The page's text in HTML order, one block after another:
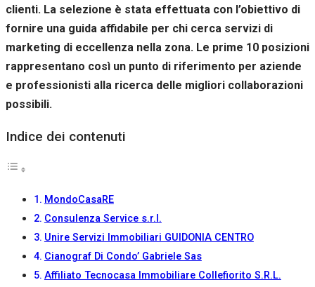
clienti. La selezione è stata effettuata con l’obiettivo di
fornire una guida affidabile per chi cerca servizi di
marketing di eccellenza nella zona. Le prime 10 posizioni
rappresentano così un punto di riferimento per aziende
e professionisti alla ricerca delle migliori collaborazioni
possibili.
Indice dei contenuti
MondoCasaRE
Consulenza Service s.r.l.
Unire Servizi Immobiliari GUIDONIA CENTRO
Cianograf Di Condo’ Gabriele Sas
Affiliato Tecnocasa Immobiliare Collefiorito S.R.L.
Marketing
Condividendo i
tuoi interessi e il
tuo
mentre visiti il
aumenti le
e offerte